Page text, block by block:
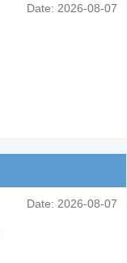
Date: 2026-08-07
Date: 2026-08-07